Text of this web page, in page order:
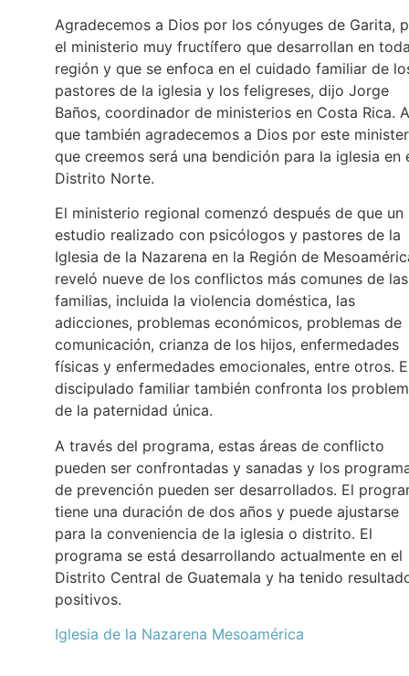
Agradecemos a Dios por los cónyuges de Garita,
el ministerio muy fructífero que desarrollan en
región y que se enfoca en el cuidado familiar de
pastores de la iglesia y los feligreses, dijo Jorge
Baños, coordinador de ministerios en Costa Rica.
que también agradecemos a Dios por este
que creemos será una bendición para la iglesia en
Distrito Norte.
El ministerio regional comenzó después de que un
estudio realizado con psicólogos y pastores de la
Iglesia de la Nazarena en la Región de
reveló nueve de los conflictos más comunes de las
familias, incluida la violencia doméstica, las
adicciones, problemas económicos, problemas de
comunicación, crianza de los hijos, enfermedades
físicas y enfermedades emocionales, entre otros.
discipulado familiar también confronta los
de la paternidad única.
A través del programa, estas áreas de conflicto
pueden ser confrontadas y sanadas y los
de prevención pueden ser desarrollados. El
tiene una duración de dos años y puede ajustarse
para la conveniencia de la iglesia o distrito. El
programa se está desarrollando actualmente en el
Distrito Central de Guatemala y ha tenido
positivos.
Iglesia de la Nazarena Mesoamérica